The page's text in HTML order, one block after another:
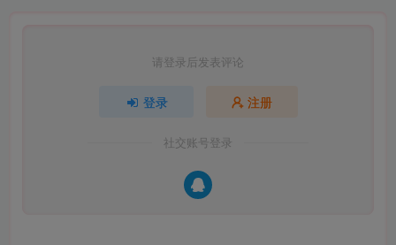
请登录后发表评论
登录 注册
社交账号登录